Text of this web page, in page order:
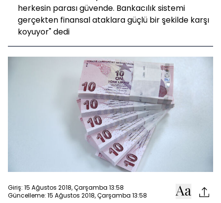
herkesin parası güvende. Bankacılık sistemi
gerçekten finansal ataklara güçlü bir şekilde karşı
koyuyor" dedi
Giriş: 15 Ağustos 2018, Çarşamba 13:58
Güncelleme: 15 Ağustos 2018, Çarşamba 13:58